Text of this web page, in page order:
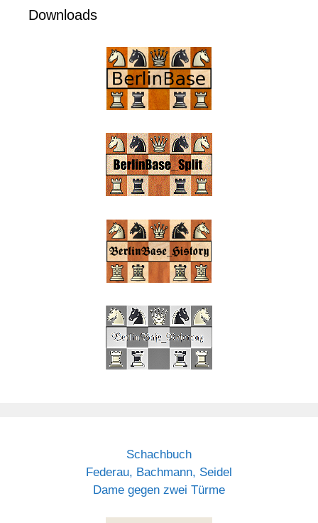
Downloads
Schachbuch
Federau, Bachmann, Seidel
Dame gegen zwei Türme